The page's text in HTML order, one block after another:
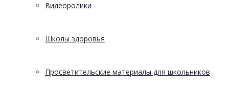
Видеоролики
Школы здоровья
Просветительские материалы для школьников